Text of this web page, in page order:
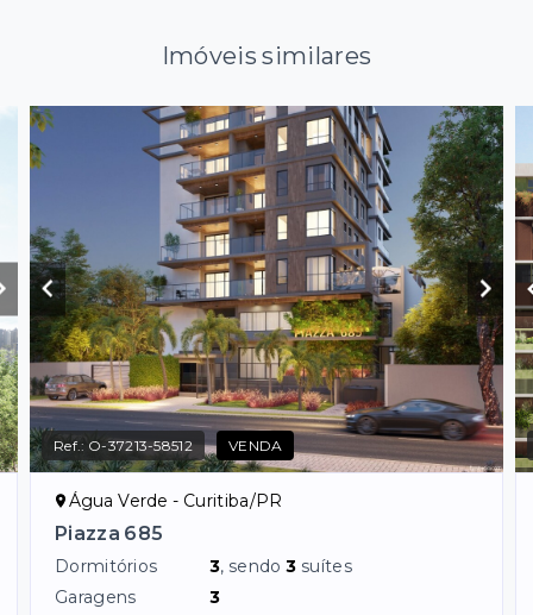
Imóveis similares
Ref.: O-37213-58512 VENDA
Água Verde - Curitiba/PR
Piazza 685
Dormitórios 3, sendo3 suítes
Garagens
3